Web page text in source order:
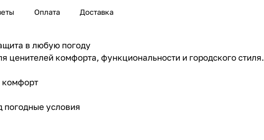
Оплата Доставка
в любую погоду
комфорта, функциональности и городского стиля.
комфорт
условия